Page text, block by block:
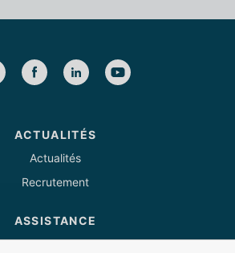
ACTUALITÉS
Actualités
Recrutement
ASSISTANCE
Tél : 03 85 82 07 53